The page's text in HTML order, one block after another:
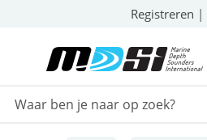
Registreren |